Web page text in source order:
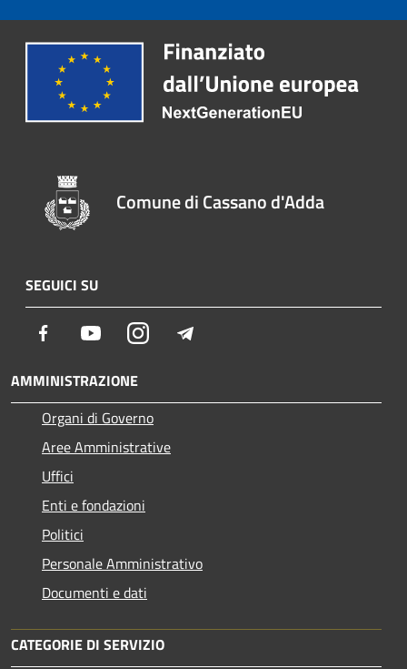
Comune di Cassano d'Adda
SEGUICI SU
Facebook YoutubeInstagram
AMMINISTRAZIONE
Organi di Governo
Aree Amministrative
Uffici
Enti e fondazioni
Politici
Personale Amministrativo
Documenti e dati
CATEGORIE DI SERVIZIO